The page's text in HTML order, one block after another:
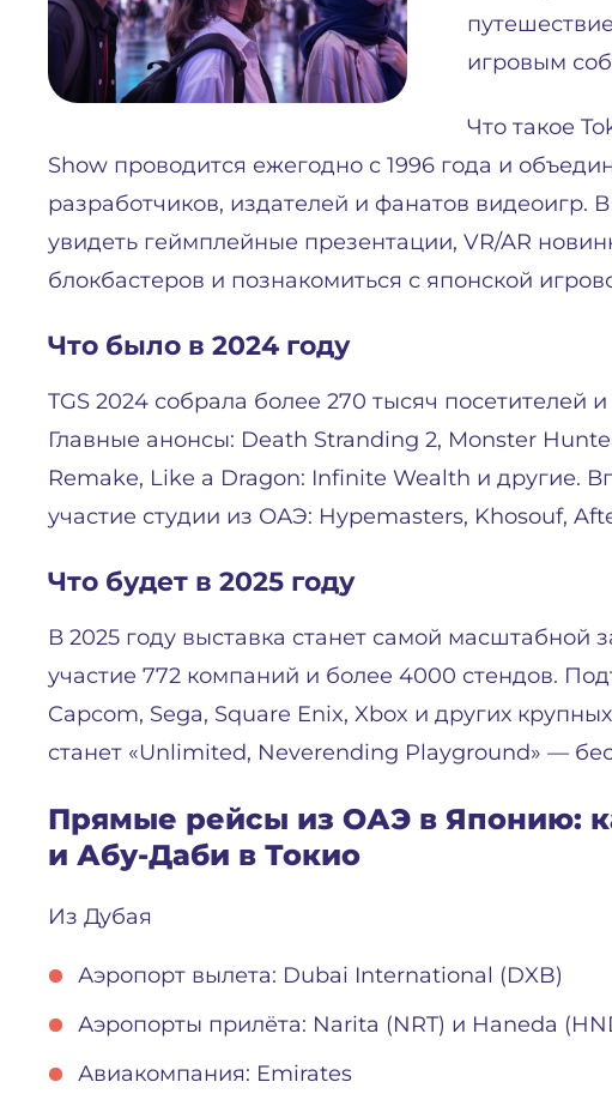
игровым
Что такое
Show проводится ежегодно с 1996 года и
разработчиков, издателей и фанатов видеоигр.
увидеть геймплейные презентации, VR/AR
блокбастеров и познакомиться с японской
Что было в 2024 году
TGS 2024 собрала более 270 тысяч посетителей
Главные анонсы: Death Stranding 2, Monster
Remake, Like a Dragon: Infinite Wealth и другие.
участие студии из ОАЭ: Hypemasters, Khosouf,
Что будет в 2025 году
В 2025 году выставка станет самой масштабной
участие 772 компаний и более 4000 стендов.
Capcom, Sega, Square Enix, Xbox и других
станет «Unlimited, Neverending Playground» —
Прямые рейсы из ОАЭ в Японию:
и Абу-Даби в Токио
Из Дубая
Аэропорт вылета: Dubai International (DXB)
Аэропорты прилёта: Narita (NRT) и Haneda
Авиакомпания: Emirates